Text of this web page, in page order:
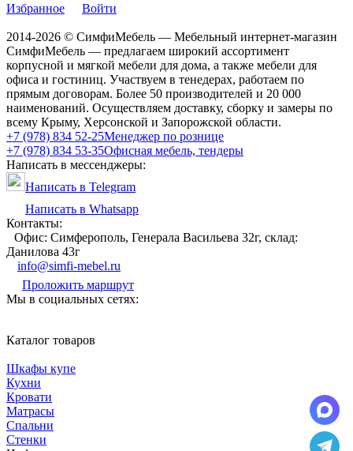
Избранное
Войти
2014-2026 © СимфиМебель — Мебельный интернет-магазин
СимфиМебель — предлагаем широкий ассортимент
корпусной и мягкой мебели для дома, а также мебели для
офиса и гостиниц. Участвуем в тенедерах, работаем по
прямым договорам. Более 50 производителей и 20 000
наименований. Осуществляем доставку, сборку и замеры по
всему Крыму, Херсонской и Запорожской области.
+7 (978) 834 52-25Менеджер по рознице
+7 (978) 834 53-35Офисная мебель, тендеры
Написать в мессенджеры:
Написать в Telegram
Написать в Whatsapp
Контакты:
Офис: Симферополь, Генерала Васильева 32г, склад:
Данилова 43г
info@simfi-mebel.ru
Проложить маршрут
Мы в социальных сетях:
Каталог товаров
Шкафы купе
Кухни
Кровати
Матрасы
Cпальни
Стенки